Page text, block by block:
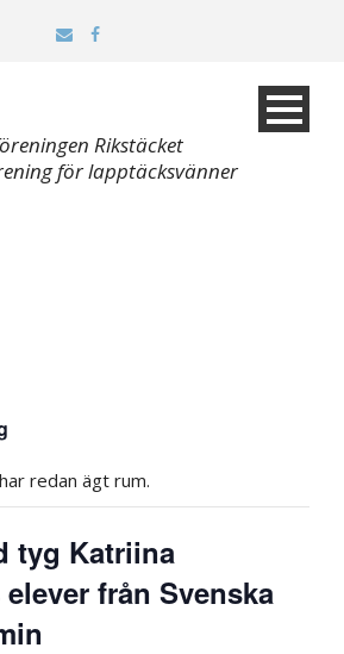
Rikstäcket
för lapptäcksvänner
redan ägt rum.
tyg Katriina
från Svenska